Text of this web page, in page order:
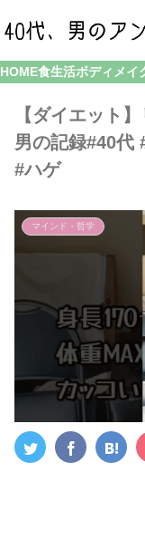
HOME食生活ボディメイ
【ダイエット
男の記録#40代
#ハゲ
マインド・哲学